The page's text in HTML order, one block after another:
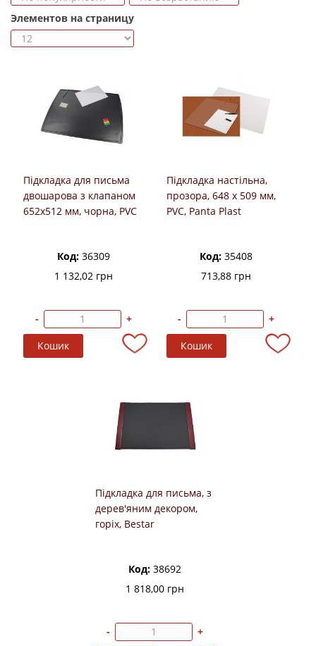
Элементов на страницу
Підкладка для письма
двошарова з клапаном
652х512 мм, чорна, PVC
Код: 36309
1 132,02 грн
- +
Підкладка настільна,
прозора, 648 х 509 мм,
PVC, Panta Plast
Код:35408
713,88 грн
- +
Підкладка для письма, з
дерев'яним декором,
горіх, Bestar
Код:38692
1 818,00 грн
- +